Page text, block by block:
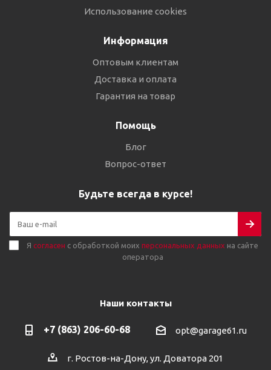
Использование cookies
Информация
Оптовым клиентам
Доставка и оплата
Гарантия на товар
Помощь
Блог
Вопрос-ответ
Будьте всегда в курсе!
Я согласен с обработкой моих персональных данных на сайте
оператора
Наши контакты
+7 (863) 206-60-68 opt@garage61.ru
г. Ростов-на-Дону, ул. Доватора 201